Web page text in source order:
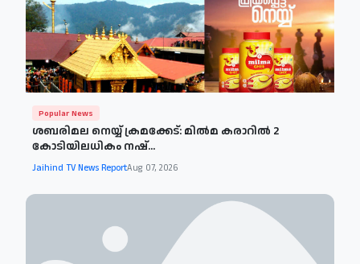
Popular News
ശബരിമല നെയ്യ് ക്രമക്കേട്: മിൽമ കരാറിൽ 2
കോടിയിലധികം നഷ്...
Jaihind TV News ReportAug 07, 2026